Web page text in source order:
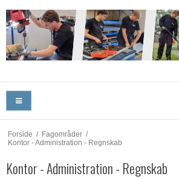
Forside / Fagområder /
Kontor - Administration - Regnskab
Kontor - Administration - Regnskab